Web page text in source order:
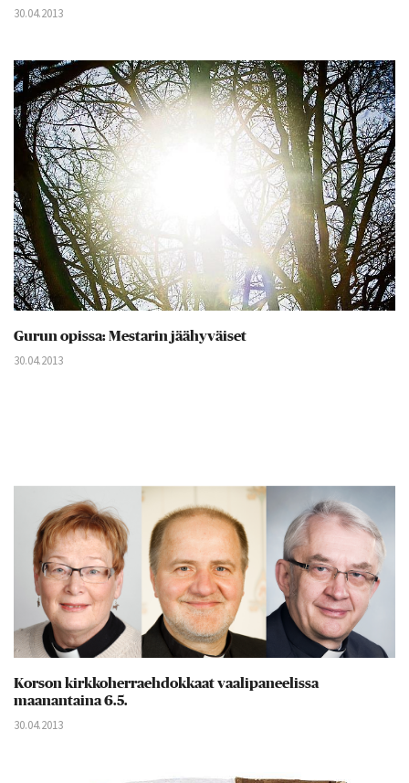
30.04.2013
Gurun opissa: Mestarin jäähyväiset
30.04.2013
Korson kirkkoherraehdokkaat vaalipaneelissa
maanantaina 6.5.
30.04.2013